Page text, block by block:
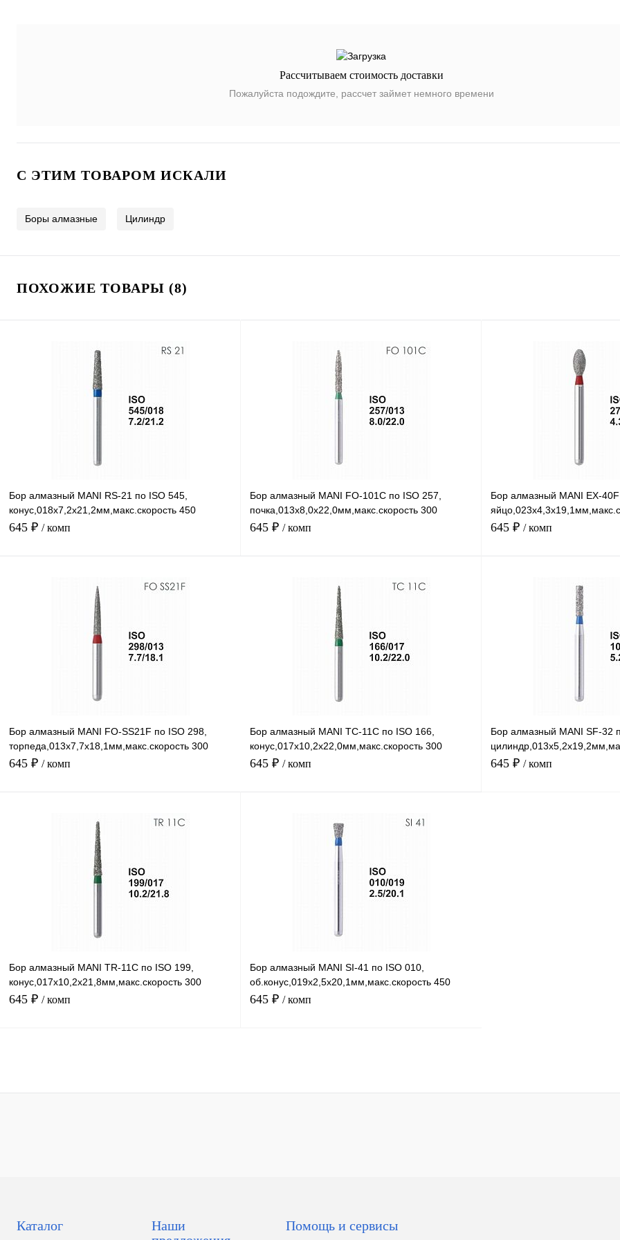
Рассчитываем стоимость доставки
Пожалуйста подождите, рассчет займет немного времени
C ЭТИМ ТОВАРОМ ИСКАЛИ
Боры алмазные Цилиндр
ПОХОЖИЕ ТОВАРЫ (8)
Бор алмазный MANI RS-21 по ISO 545,
конус,018х7,2х21,2мм,макс.скорость 450
тыс.об,зерн.S,5шт
645 ₽ / комп
В корзину
Бор алмазный MANI FO-101C по ISO 257,
почка,013х8,0х22,0мм,макс.скорость 300
тыс.об,зерн.C,5шт
645 ₽ / комп
В корзину
Бор алмазный MANI EX-
тыс.об,зерн.F,5шт
645 ₽ / комп
Бор алмазный MANI FO-SS21F по ISO 298,
торпеда,013х7,7х18,1мм,макс.скорость 300
тыс.об,зерн.F,5шт
645 ₽ / комп
В корзину
Бор алмазный MANI TC-11C по ISO 166,
конус,017х10,2х22,0мм,макс.скорость 300
тыс.об,зерн.C,5шт
645 ₽ / комп
В корзину
Бор алмазный MANI SF-32
тыс.об,зерн.S,5шт
645 ₽ / комп
Бор алмазный MANI TR-11С по ISO 199,
конус,017х10,2х21,8мм,макс.скорость 300
тыс.об,зерн.C,5шт
645 ₽ / комп
Бор алмазный MANI SI-41 по ISO 010,
об.конус,019х2,5х20,1мм,макс.скорость 450
тыс.об,зерн.S,5шт
645 ₽ / комп
Каталог
Наши
Помощь и сервисы